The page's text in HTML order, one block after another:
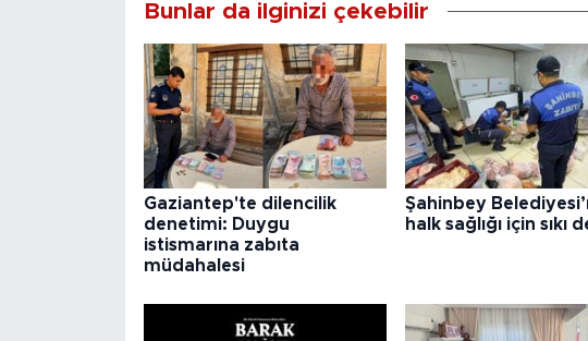
Bunlar da ilginizi çekebilir
Gaziantep'te dilencilik
denetimi: Duygu
istismarına zabıta
müdahalesi
Şahinbey
halk sağlığı için sıkı